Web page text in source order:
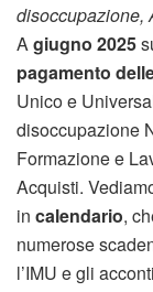
disoccupazione,
Agiugno 2025
pagamento
Unico e
disoccupazione
Formazione e
Acquisti.
in calendario,
numerose
l’IMU e gli